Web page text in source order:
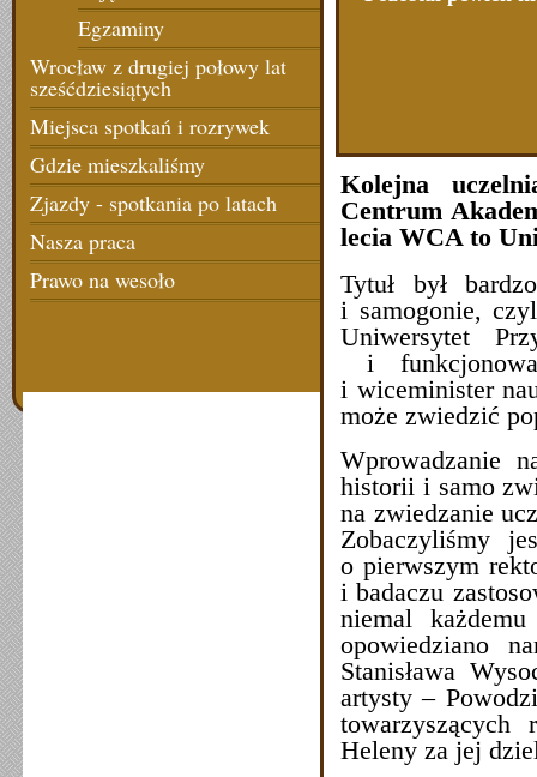
Egzaminy
Wrocław z drugiej połowy lat
sześćdziesiątych
Miejsca spotkań i rozrywek
Gdzie mieszkaliśmy
Zjazdy - spotkania po latach
Nasza praca
Prawo na wesoło
Kolejna
Centrum
lecia WCA to
Tytuł był
i samogonie,
Uniwersytet
i
i wiceminister
może zwiedzić
Wprowadzanie
historii i samo
na zwiedzanie
Zobaczyliśmy
o pierwszym
i badaczu
niemal
opowiedziano
Stanisława
artysty –
Heleny za jej